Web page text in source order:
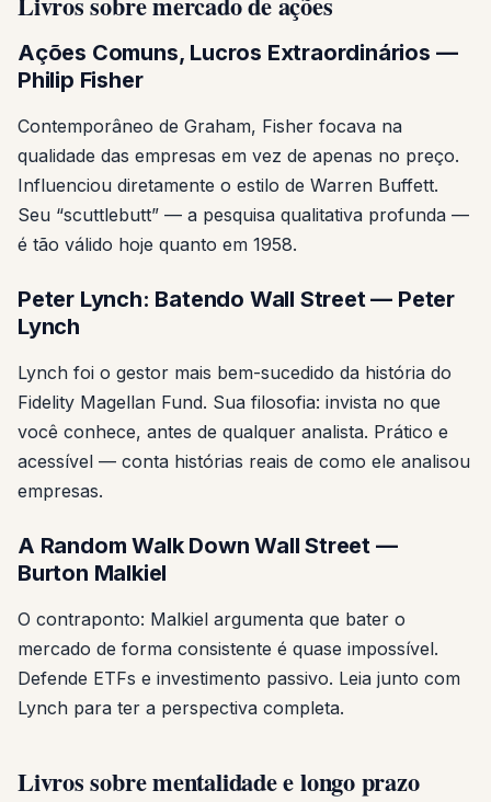
Ações Comuns, Lucros Extraordinários —
Philip Fisher
Contemporâneo de Graham, Fisher focava na
qualidade das empresas em vez de apenas no preço.
Influenciou diretamente o estilo de Warren Buffett.
Seu “scuttlebutt” — a pesquisa qualitativa profunda —
é tão válido hoje quanto em 1958.
Peter Lynch: Batendo Wall Street — Peter
Lynch
Lynch foi o gestor mais bem-sucedido da história do
Fidelity Magellan Fund. Sua filosofia: invista no que
você conhece, antes de qualquer analista. Prático e
acessível — conta histórias reais de como ele analisou
empresas.
A Random Walk Down Wall Street —
Burton Malkiel
O contraponto: Malkiel argumenta que bater o
mercado de forma consistente é quase impossível.
Defende ETFs e investimento passivo. Leia junto com
Lynch para ter a perspectiva completa.
Livros sobre mentalidade e longo prazo